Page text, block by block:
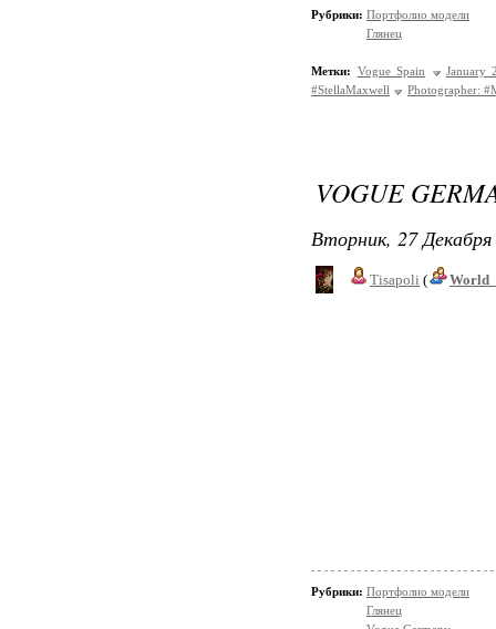
Рубрики: Портфолио модели
Глянец
Метки: Vogue Spain
January
#StellaMaxwell
Photographer:
VOGUE
Вторник, 27
Tisapoli (
Рубрики: Портфолио модели
Глянец